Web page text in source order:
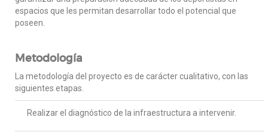
espacios que les permitan desarrollar todo el potencial que
poseen.
Metodología
La metodología del proyecto es de carácter cualitativo, con las
siguientes etapas.
Realizar el diagnóstico de la infraestructura a intervenir.